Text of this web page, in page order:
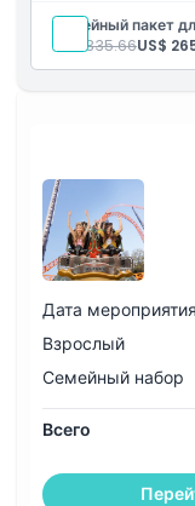
развлечений и
Включено в
Однодневный
Зоны и
Идеально
Семейный пакет
US$ 335.66US$
Дата мероприятия
Взрослый
Семейный набор
Всего